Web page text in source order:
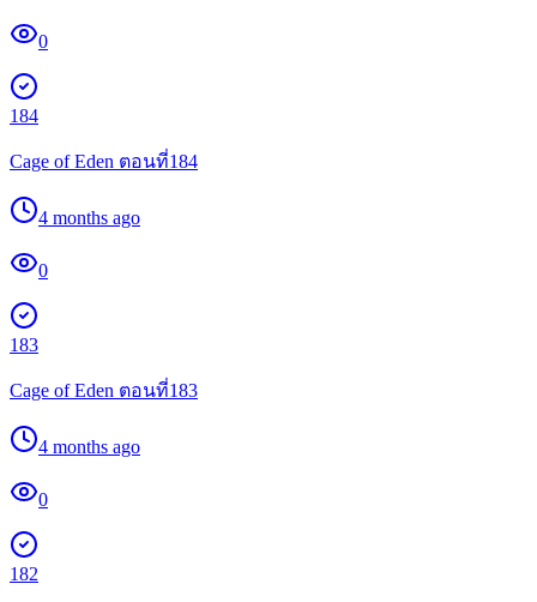
0
184
Cage of Eden ตอนที่184
4 months ago
0
183
Cage of Eden ตอนที่183
4 months ago
0
182